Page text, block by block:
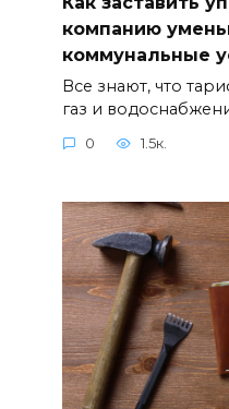
компанию
коммунальные
Все знают, что
газ и
0 1.5к.